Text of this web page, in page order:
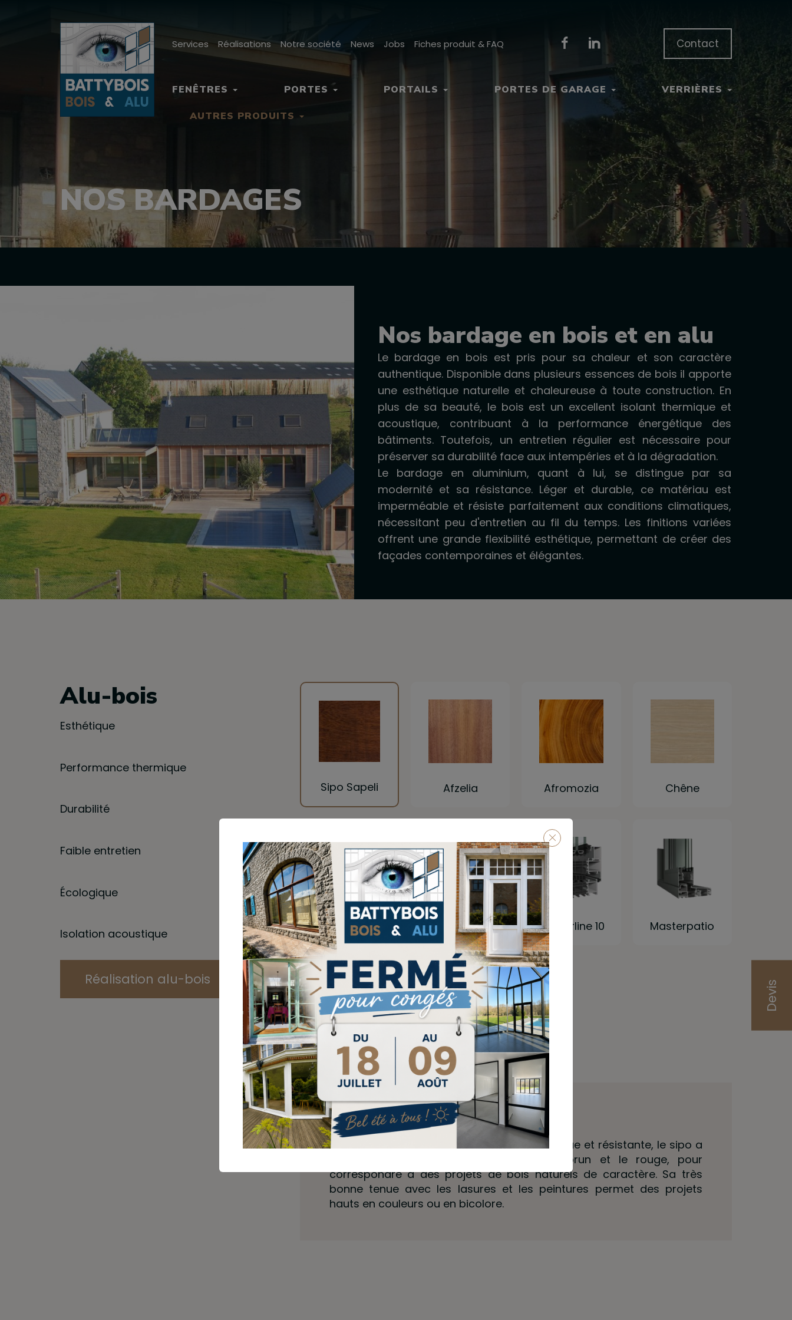
Devis
Services Réalisations Notre société News Jobs Fiches produit & FAQ Contact
FENÊTRES PORTES PORTAILS PORTES DE GARAGE VERRIÈRES
AUTRES PRODUITS
NOS BARDAGES
Nos bardage en bois et en alu
Le bardage en bois est pris pour sa chaleur et son caractère
authentique. Disponible dans plusieurs essences de bois il apporte
une esthétique naturelle et chaleureuse à toute construction. En
plus de sa beauté, le bois est un excellent isolant thermique et
acoustique, contribuant à la performance énergétique des
bâtiments. Toutefois, un entretien régulier est nécessaire pour
préserver sa durabilité face aux intempéries et à la dégradation.
Le bardage en aluminium, quant à lui, se distingue par sa
modernité et sa résistance. Léger et durable, ce matériau est
imperméable et résiste parfaitement aux conditions climatiques,
nécessitant peu d'entretien au fil du temps. Les finitions variées
offrent une grande flexibilité esthétique, permettant de créer des
façades contemporaines et élégantes.
Alu-bois
Esthétique
Performance thermique
Durabilité
Faible entretien
Écologique
Isolation acoustique
Réalisation alu-bois
Sipo Sapeli Afzelia Afromozia Chêne
Slimline 38 Masterline 8 Masterline 10 Masterpatio
Hi-Finity
Sipo Sapeli
Essence de bois dense, résolument acoustique et résistante, le sipo a
des teintes naturelles oscillant entre le brun et le rouge, pour
correspondre à des projets de bois naturels de caractère. Sa très
bonne tenue avec les lasures et les peintures permet des projets
hauts en couleurs ou en bicolore.